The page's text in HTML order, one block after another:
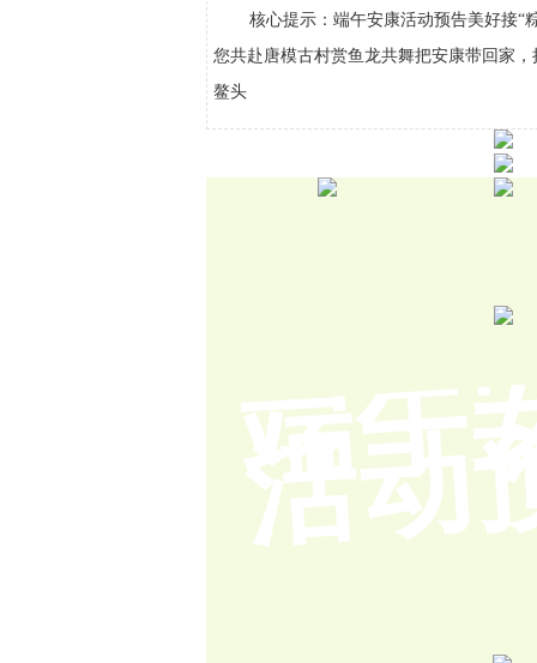
核心提示：端午安康活动预告美好接“
您共赴唐模古村赏鱼龙共舞把安康带回家
鳌头
端午
活动